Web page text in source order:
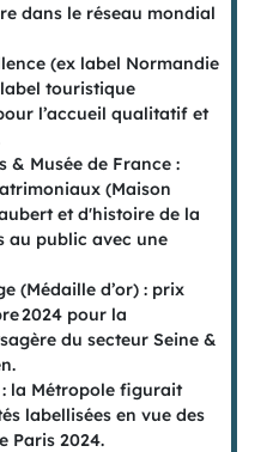
dans le réseau mondial
(ex label Normandie
touristique
l’accueil qualitatif et
& Musée de France :
(Maison
et d'histoire de la
au public avec une
(Médaille d’or) : prix
2024 pour la
du secteur Seine &
: la Métropole figurait
labellisées en vue des
Paris 2024.